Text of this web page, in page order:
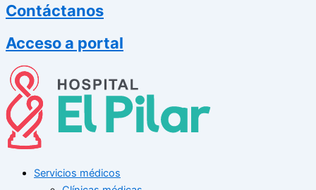
Contáctanos
Acceso a portal
Servicios médicos